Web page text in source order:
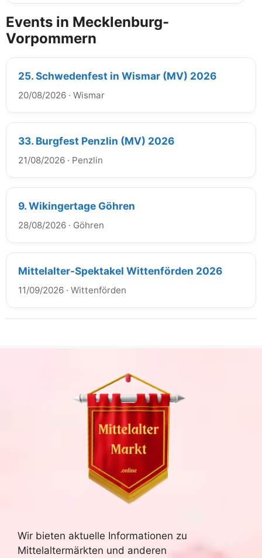
Events in Mecklenburg-
Vorpommern
25. Schwedenfest in Wismar (MV) 2026
20/08/2026 · Wismar
33. Burgfest Penzlin (MV) 2026
21/08/2026 · Penzlin
9. Wikingertage Göhren
28/08/2026 · Göhren
Mittelalter-Spektakel Wittenförden 2026
11/09/2026 · Wittenförden
Wir bieten aktuelle Informationen zu
Mittelaltermärkten und anderen